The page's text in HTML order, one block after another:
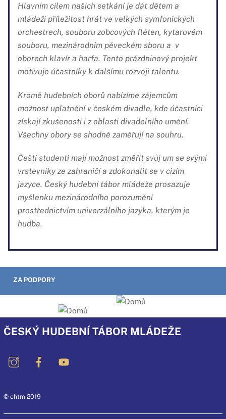
Hlavním cílem našich setkání je dát dětem a
mládeži příležitost hrát ve velkých symfonických
orchestrech, souboru zobcových fléten, kytarovém
souboru, mezinárodním pěveckém sboru a v
oborech klavír a harfa. Tento prázdninový projekt
motivuje účastníky k dalšímu rozvoji talentu.
Kromě hudebních oborů nabízíme zájemcům
možnost uplatnění v českém divadle, kde účastníci
získají zkušenosti i z oblasti divadelního umění.
Všechny obory se shodně zaměřují na souhru.
Čeští studenti mají možnost změřit svůj um se svými
vrstevníky ze zahraničí a zdokonalit se v cizím
jazyce. Český hudební tábor mládeže prosazuje
myšlenku mezinárodního porozumění
prostřednictvím univerzálního jazyka, kterým je
hudba.
ZA PODPORY
ČESKÝ HUDEBNÍ TÁBOR MLÁDEŽE
© chtm 2019